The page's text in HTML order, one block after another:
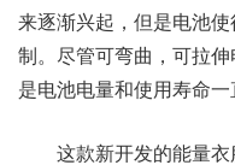
来逐渐兴起，但是电池
制。尽管可弯曲，可拉
是电池电量和使用寿命一
这款新开发的能量衣